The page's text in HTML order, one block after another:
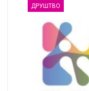
ДРУШТВО